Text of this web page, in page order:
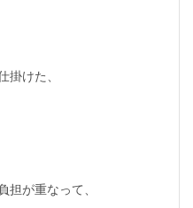
けた、
担が重なって、